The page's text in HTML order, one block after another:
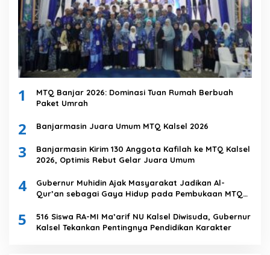
1
MTQ Banjar 2026: Dominasi Tuan Rumah Berbuah
Paket Umrah
2 Banjarmasin Juara Umum MTQ Kalsel 2026
3
Banjarmasin Kirim 130 Anggota Kafilah ke MTQ Kalsel
2026, Optimis Rebut Gelar Juara Umum
4
Gubernur Muhidin Ajak Masyarakat Jadikan Al-
Qur’an sebagai Gaya Hidup pada Pembukaan MTQ
5
516 Siswa RA-MI Ma’arif NU Kalsel Diwisuda, Gubernur
Kalsel Tekankan Pentingnya Pendidikan Karakter